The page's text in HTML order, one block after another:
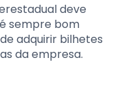
deve
sempre bom
adquirir bilhetes
da empresa.